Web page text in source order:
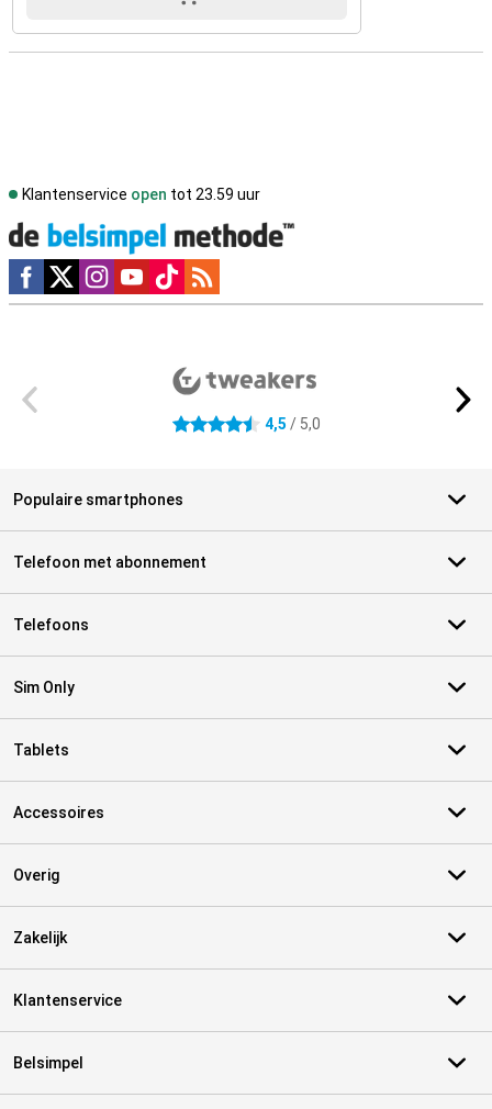
Klantenservice open tot 23.59 uur
Social media
4.5 sterren 4,5 / 5,0
Populaire smartphones
Telefoon met abonnement
Telefoons
Sim Only
Tablets
Accessoires
Overig
Zakelijk
Klantenservice
Belsimpel